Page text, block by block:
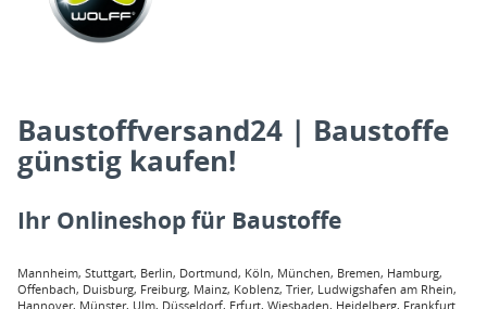
Baustoffversand24 | Baustoffe
günstig kaufen!
Ihr Onlineshop für Baustoffe
Mannheim, Stuttgart, Berlin, Dortmund, Köln, München, Bremen, Hamburg,
Offenbach, Duisburg, Freiburg, Mainz, Koblenz, Trier, Ludwigshafen am Rhein,
Hannover, Münster, Ulm, Düsseldorf, Erfurt, Wiesbaden, Heidelberg, Frankfurt